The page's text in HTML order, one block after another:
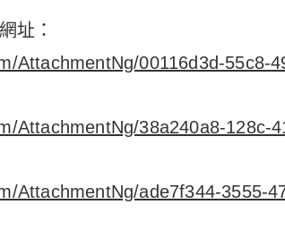
址：
AttachmentNg/00116d3d-55c8-
AttachmentNg/38a240a8-128c-
AttachmentNg/ade7f344-3555-